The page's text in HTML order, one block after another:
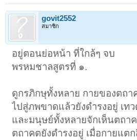
govit2552
สมาชิก
อยู่ตอนย่อหน้า ที่ใกล้ๆ จบ
พรหมชาลสูตรที่ ๑.
ดูกรภิกษุทั้งหลาย กายของตถ
ไปสู่ภพขาดแล้วยังดำรงอยู่ เทว
และมนุษย์ทั้งหลายจักเห็นตถา
ตถาคตยังดำรงอยู่ เมื่อกายแต